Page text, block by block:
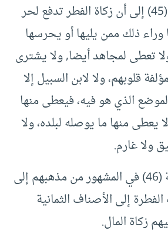
وذهب المالكية (45) إلى أن زكاة الفطر تدفع لحر
ذلك ممن يليها أو يحرسها
تعطى لمجاهد أيضا, ولا يشترى
قلوبهم، ولا لابن السبيل إلا
الذي هو فيه، فيعطى منها
يعطى منها ما يوصله لبلده، ولا
ولا غارم.
وذهب الشافعية (46) في المشهور من مذهبهم إلى
إلى الأصناف الثمانية
زكاة المال.